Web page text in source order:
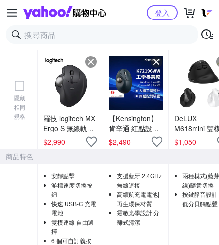
Yahoo購物中心登入
隱藏
相同
規格
羅技 logitech MX
Ergo S 無線軌跡
球-石墨黑
$2,990
【Kensington】
肯辛通 紅點設計
TB550人體工學
無線拇指軌跡球
$2,490
DeLUX
M618mini 雙
直靜音光學滑
$1,050
商品特色
安靜點擊
游標速度切換按
鈕
快速 USB-C 充電
電池
雙模連線 自由選
擇
6 個可自訂義按
支援藍牙.2.4GHz
無線連接
高續航充電電池|
再生環保材質
靈敏光學設計|分
離式清潔
兩種模式(藍
線)隨意切換
按鍵靜音設計
低分貝觸點聲